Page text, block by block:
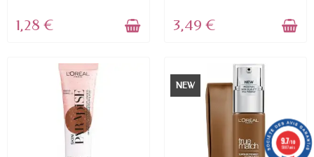
1,28 € 3,49 €
NEW
9.7/10
5887 avis